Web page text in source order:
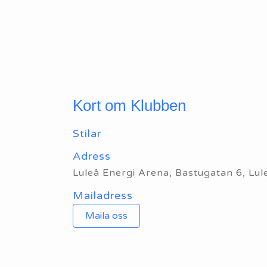
Kort om Klubben
Stilar
Adress
Luleå Energi Arena, Bastugatan 6,
Mailadress
Maila oss